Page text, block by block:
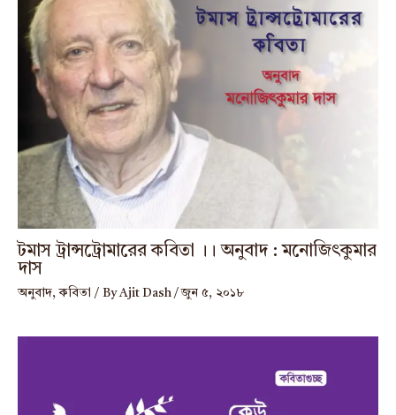
টমাস ট্রান্সট্রোমারের কবিতা ।। অনুবাদ : মনোজিৎকুমার
দাস
অনুবাদ,কবিতা / ByAjit Dash /জুন ৫, ২০১৮